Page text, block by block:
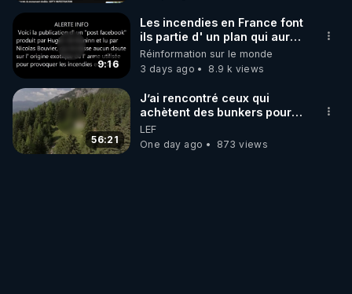
9:16
Les incendies en France font
ils partie d' un plan qui aurait
débuté le 11 septembre 2001
?
Réinformation sur le monde
3 days ago
8.9 k views
56:21
J’ai rencontré ceux qui
achètent des bunkers pour
survivre à la fin du monde
LEF
One day ago
873 views